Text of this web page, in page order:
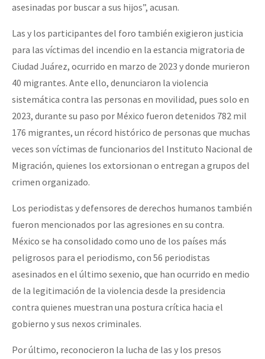
asesinadas por buscar a sus hijos”, acusan.
Las y los participantes del foro también exigieron justicia
para las víctimas del incendio en la estancia migratoria de
Ciudad Juárez, ocurrido en marzo de 2023 y donde murieron
40 migrantes. Ante ello, denunciaron la violencia
sistemática contra las personas en movilidad, pues solo en
2023, durante su paso por México fueron detenidos 782 mil
176 migrantes, un récord histórico de personas que muchas
veces son víctimas de funcionarios del Instituto Nacional de
Migración, quienes los extorsionan o entregan a grupos del
crimen organizado.
Los periodistas y defensores de derechos humanos también
fueron mencionados por las agresiones en su contra.
México se ha consolidado como uno de los países más
peligrosos para el periodismo, con 56 periodistas
asesinados en el último sexenio, que han ocurrido en medio
de la legitimación de la violencia desde la presidencia
contra quienes muestran una postura crítica hacia el
gobierno y sus nexos criminales.
Por último, reconocieron la lucha de las y los presos